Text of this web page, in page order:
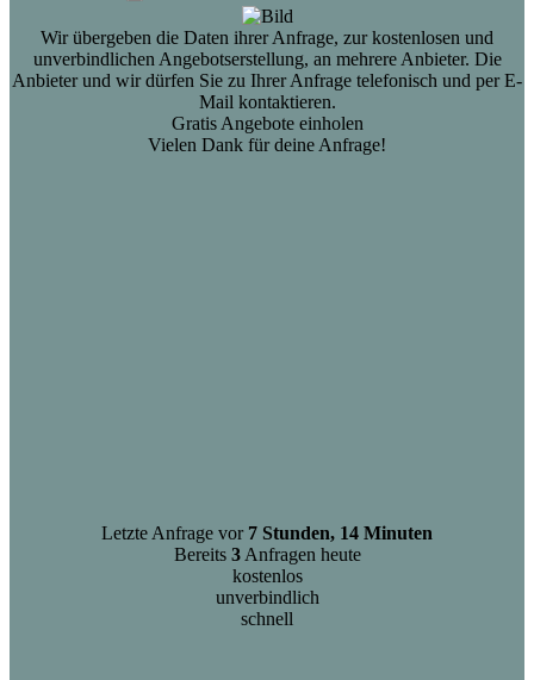
Wir übergeben die Daten ihrer Anfrage, zur kostenlosen und
unverbindlichen Angebotserstellung, an mehrere Anbieter. Die
Anbieter und wir dürfen Sie zu Ihrer Anfrage telefonisch und per E-
Mail kontaktieren.
Gratis Angebote einholen
Vielen Dank für deine Anfrage!
Letzte Anfrage vor 7 Stunden, 14 Minuten
Bereits 3Anfragen heute
kostenlos
unverbindlich
schnell